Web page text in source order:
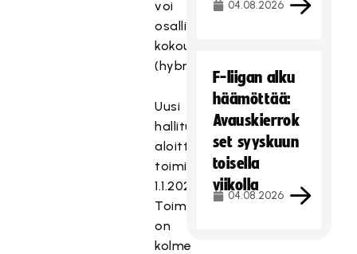
voi
osallistua
kokoukseen
(hybridimalli).
Uusi
hallitus
aloittaa
toimintansa
1.1.2024.
Toimikausi
on
kolme
04.08.2026
F-liigan alku
häämöttää:
Avauskierrok
set syyskuun
toisella
viikolla
04.08.2026